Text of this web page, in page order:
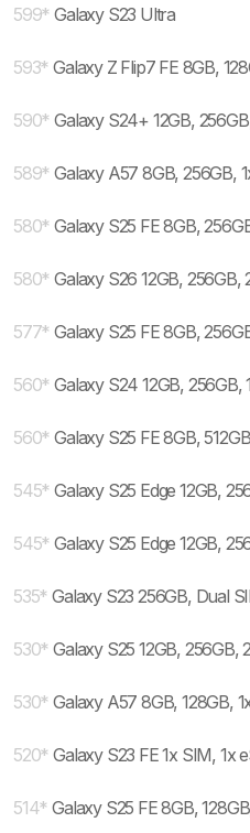
599* Galaxy S23 Ultra
593* Galaxy Z Flip7 FE 8GB,
590* Galaxy S24+ 12GB,
589* Galaxy A57 8GB, 256GB,
580* Galaxy S25 FE 8GB,
580* Galaxy S26 12GB,
577* Galaxy S25 FE 8GB,
560* Galaxy S24 12GB, 256GB,
560* Galaxy S25 FE 8GB,
545* Galaxy S25 Edge 12GB,
545* Galaxy S25 Edge 12GB,
535* Galaxy S23 256GB, Dual
530* Galaxy S25 12GB, 256GB,
530* Galaxy A57 8GB, 128GB,
520* Galaxy S23 FE 1x SIM, 1x
514* Galaxy S25 FE 8GB,